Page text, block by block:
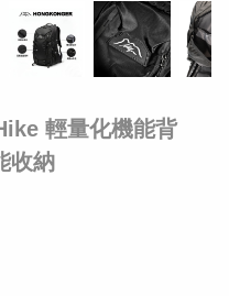
輕量化機能背
收納